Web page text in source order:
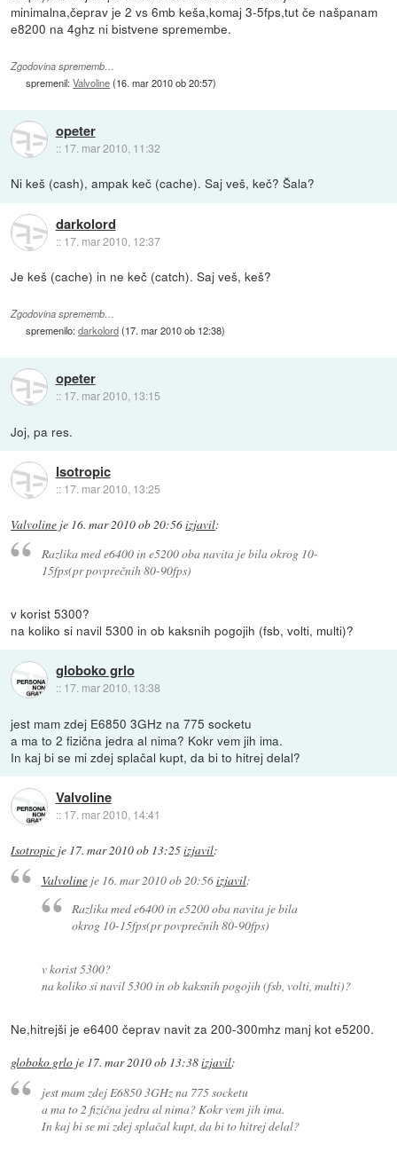
minimalna,čeprav je 2 vs 6mb keša,komaj 3-5fps,tut če našpanam
e8200 na 4ghz ni bistvene spremembe.
Zgodovina sprememb…
spremenil:Valvoline(16. mar 2010 ob 20:57)
opeter
:: 17. mar 2010, 11:32
Ni keš (cash), ampak keč (cache). Saj veš, keč? Šala?
darkolord
:: 17. mar 2010, 12:37
Je keš (cache) in ne keč (catch). Saj veš, keš?
Zgodovina sprememb…
spremenilo:darkolord(17. mar 2010 ob 12:38)
opeter
:: 17. mar 2010, 13:15
Joj, pa res.
Isotropic
:: 17. mar 2010, 13:25
Valvoline je 16. mar 2010 ob 20:56izjavil:
Razlika med e6400 in e5200 oba navita je bila okrog 10-
15fps(pr povprečnih 80-90fps)
v korist 5300?
na koliko si navil 5300 in ob kaksnih pogojih (fsb, volti, multi)?
globoko grlo
:: 17. mar 2010, 13:38
jest mam zdej E6850 3GHz na 775 socketu
a ma to 2 fizična jedra al nima? Kokr vem jih ima.
In kaj bi se mi zdej splačal kupt, da bi to hitrej delal?
Valvoline
:: 17. mar 2010, 14:41
Isotropic je 17. mar 2010 ob 13:25izjavil:
Valvolineje 16. mar 2010 ob 20:56izjavil:
Razlika med e6400 in e5200 oba navita je bila
okrog 10-15fps(pr povprečnih 80-90fps)
v korist 5300?
na koliko si navil 5300 in ob kaksnih pogojih (fsb, volti, multi)?
Ne,hitrejši je e6400 čeprav navit za 200-300mhz manj kot e5200.
globoko grlo je 17. mar 2010 ob 13:38izjavil:
jest mam zdej E6850 3GHz na 775 socketu
a ma to 2 fizična jedra al nima? Kokr vem jih ima.
In kaj bi se mi zdej splačal kupt, da bi to hitrej delal?